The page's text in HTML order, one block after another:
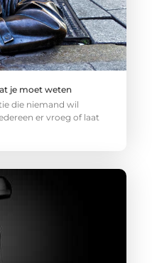
je moet weten
die niemand wil
er vroeg of laat